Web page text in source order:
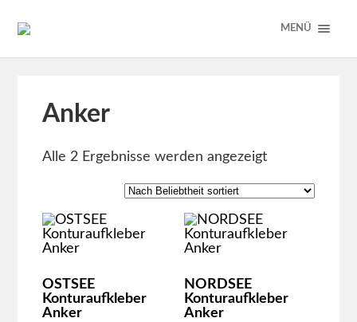
MENÜ
Anker
Alle 2 Ergebnisse werden angezeigt
OSTSEE
Konturaufkleber
Anker
NORDSEE
Konturaufkleber
Anker